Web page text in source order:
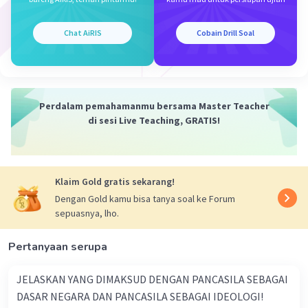
bangsa Indonesia pada tahun 1945 sebagai
hasil dari konsensus nasional. Mereka
memandang Pancasila sebagai dasar yang
Nilai-nilai Universal:
Pancasila mengandung nilai-nilai universal
seperti keadilan sosial, kemanusiaan,
persatuan, demokrasi, dan ketuhanan.
Nilai-nilai ini dianggap relevan dan bisa
diterima oleh berbagai lapisan
Kepentingan Umum:
Chat AiRIS Cobain Drill Soal
Perdalam pemahamanmu bersama Master Teacher
di sesi Live Teaching, GRATIS!
Klaim Gold gratis sekarang!
Dengan Gold kamu bisa tanya soal ke Forum
sepuasnya, lho.
Pertanyaan serupa
JELASKAN YANG DIMAKSUD DENGAN PANCASILA SEBAGAI
DASAR NEGARA DAN PANCASILA SEBAGAI IDEOLOGI!